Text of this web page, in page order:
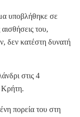
υποβλήθηκε σε
του,
δεν κατέστη δυνατή
στις 4
Κρήτη.
πορεία του στη